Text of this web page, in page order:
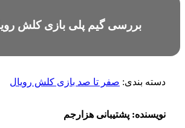
بررسی گیم پلی بازی کلش
دسته بندی: صفر تا صد بازی کلش رویال
نویسنده: پشتیبانی هزارجم